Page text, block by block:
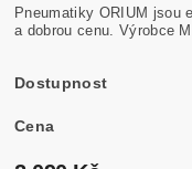
Pneumatiky ORIUM jsou
a dobrou cenu. Výrobce
Dostupnost
Cena